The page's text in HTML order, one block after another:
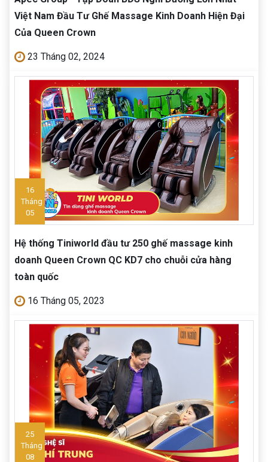
Việt Nam Đầu Tư Ghế Massage Kinh Doanh Hiện Đại
Của Queen Crown
23 Tháng 02, 2024
16
Tháng
05
Hệ thống Tiniworld đầu tư 250 ghế massage kinh
doanh Queen Crown QC KD7 cho chuỗi cửa hàng
toàn quốc
16 Tháng 05, 2023
25
Tháng
08